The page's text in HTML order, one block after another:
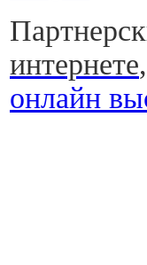
интернете,
онлайн